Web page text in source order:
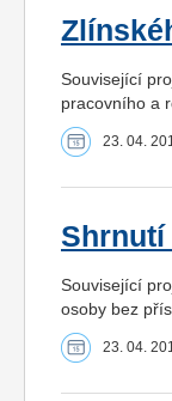
Související
pracovního a
23. 04.
Shrnutí
Související
osoby bez
23. 04.